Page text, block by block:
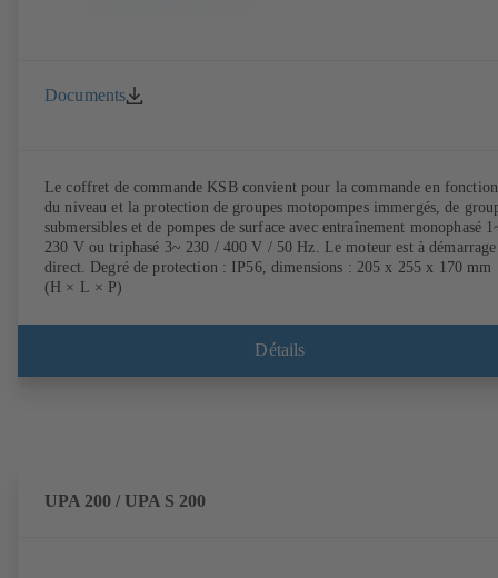
Documents
Le coffret de commande KSB convient pour la commande en fonction
du niveau et la protection de groupes motopompes immergés, de
submersibles et de pompes de surface avec entraînement monophasé
230 V ou triphasé 3~ 230 / 400 V / 50 Hz. Le moteur est à démarrage
direct. Degré de protection : IP56, dimensions : 205 x 255 x 170 mm
(H × L × P)
Détails
UPA 200 / UPA S 200